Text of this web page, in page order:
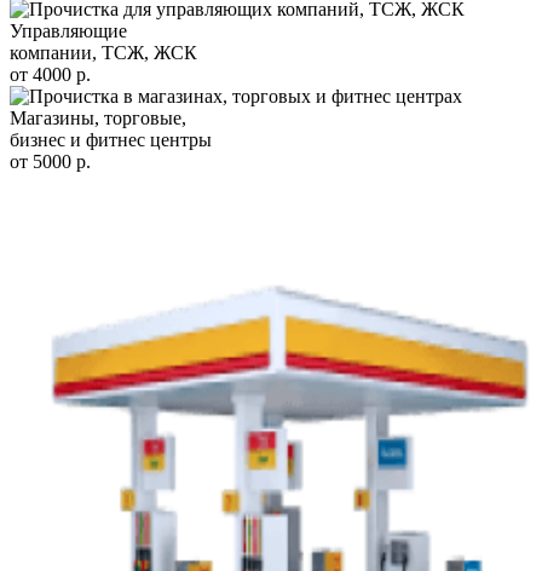
Управляющие
компании, ТСЖ, ЖСК
от 4000 р.
Магазины, торговые,
бизнес и фитнес центры
от 5000 р.